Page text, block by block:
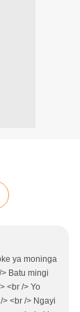
ya moninga
Batu mingi
<br /> Yo
<br /> Ngayi